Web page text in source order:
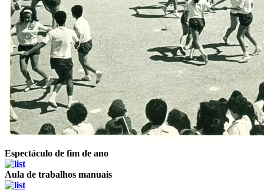
Espectáculo de fim de ano
Aula de trabalhos manuais